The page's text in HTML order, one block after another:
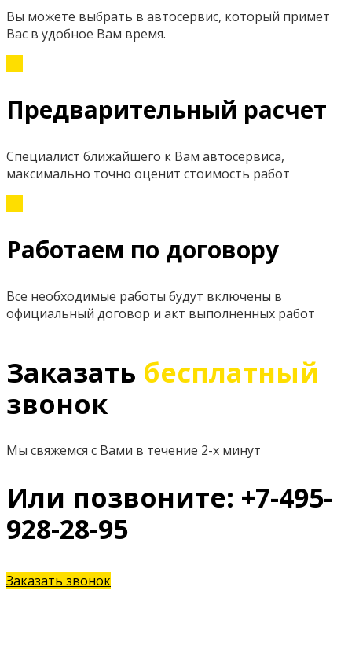
Вы можете выбрать в автосервис, который примет
Вас в удобное Вам время.
Предварительный расчет
Специалист ближайшего к Вам автосервиса,
максимально точно оценит стоимость работ
Работаем по договору
Все необходимые работы будут включены в
официальный договор и акт выполненных работ
Заказать бесплатный
звонок
Мы свяжемся с Вами в течение 2-х минут
Или позвоните: +7-495-
928-28-95
Заказать звонок